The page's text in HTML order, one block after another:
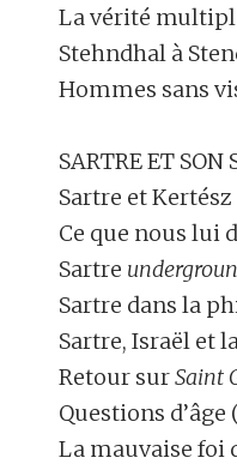
La vérité
Stehndhal à
Hommes sans
SARTRE ET SON
Sartre et
Ce que nous lui
Sartre
Sartre dans la
Sartre, Israël et
Retour surSaint
Questions
La mauvaise foi